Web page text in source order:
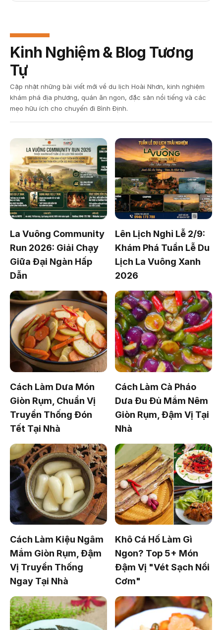
Kinh Nghiệm & Blog Tương
Tự
Cập nhật những bài viết mới về du lịch Hoài Nhơn, kinh nghiệm
khám phá địa phương, quán ăn ngon, đặc sản nổi tiếng và các
mẹo hữu ích cho chuyến đi Bình Định.
La Vuông Community
Run 2026: Giải Chạy
Giữa Đại Ngàn Hấp
Dẫn
Lên Lịch Nghỉ Lễ 2/9:
Khám Phá Tuần Lễ Du
Lịch La Vuông Xanh
2026
Cách Làm Dưa Món
Giòn Rụm, Chuẩn Vị
Truyền Thống Đón
Tết Tại Nhà
Cách Làm Cà Pháo
Dưa Đu Đủ Mắm Nêm
Giòn Rụm, Đậm Vị Tại
Nhà
Cách Làm Kiệu Ngâm
Mắm Giòn Rụm, Đậm
Vị Truyền Thống
Ngay Tại Nhà
Khô Cá Hố Làm Gì
Ngon? Top 5+ Món
Đậm Vị "Vét Sạch Nồi
Cơm"